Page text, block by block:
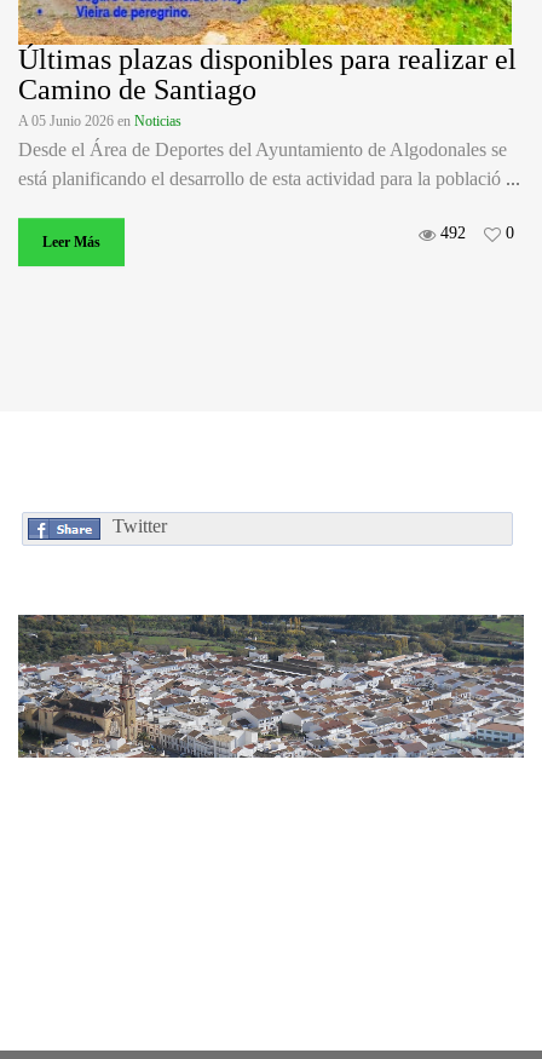
Últimas plazas disponibles para realizar el
Camino de Santiago
A 05 Junio 2026 en Noticias
Desde el Área de Deportes del Ayuntamiento de Algodonales se
está planificando el desarrollo de esta actividad para la població ...
Leer Más 492 0
Twitter